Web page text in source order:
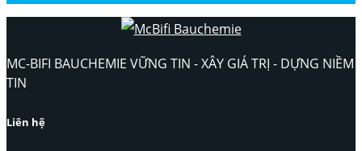
MC-BIFI BAUCHEMIE VỮNG TIN - XÂY GIÁ TRỊ - DỰNG NIỀM
TIN
Liên hệ